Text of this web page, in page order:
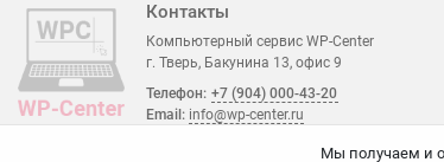
Мы получаем и
Контакты
Компьютерный сервис WP-Center
г. Тверь, Бакунина 13, офис 9
Телефон: +7 (904) 000-43-20
Email: info@wp-center.ru